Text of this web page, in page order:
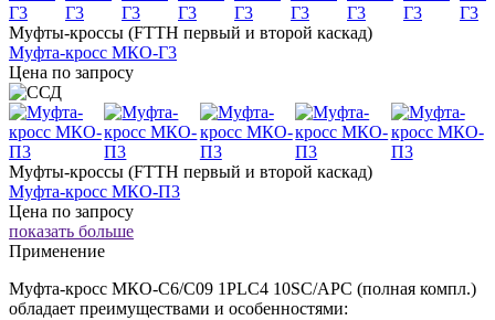
Муфты-кроссы (FTTH первый и второй каскад)
Муфта-кросс МКО-Г3
Цена по запросу
Муфты-кроссы (FTTH первый и второй каскад)
Муфта-кросс МКО-П3
Цена по запросу
показать больше
Применение
Муфта-кросс МКО-С6/С09 1PLC4 10SC/APC (полная компл.)
обладает преимуществами и особенностями: